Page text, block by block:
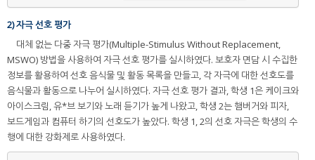
2) 자극 선호 평가
대체 없는 다중 자극 평가(Multiple-Stimulus Without Replacement,
MSWO) 방법을 사용하여 자극 선호 평가를 실시하였다. 보호자 면담 시 수집한
정보를 활용하여 선호 음식물 및 활동 목록을 만들고, 각 자극에 대한 선호도를
음식물과 활동으로 나누어 실시하였다. 자극 선호 평가 결과, 학생 1은 케이크와
아이스크림, 유*브 보기와 노래 듣기가 높게 나왔고, 학생 2는 햄버거와 피자,
보드게임과 컴퓨터 하기의 선호도가 높았다. 학생 1, 2의 선호 자극은 학생의 수
행에 대한 강화제로 사용하였다.